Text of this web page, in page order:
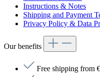
Instructions & Notes
Shipping and Payment
Privacy Policy & Data
Our benefits
Free shipping from